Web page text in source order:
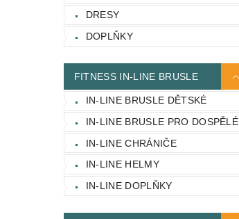
DRESY
DOPLŇKY
FITNESS IN-LINE BRUSLE
IN-LINE BRUSLE DĚTSKÉ
IN-LINE BRUSLE PRO DOSPĚLÉ
IN-LINE CHRÁNIČE
IN-LINE HELMY
IN-LINE DOPLŇKY